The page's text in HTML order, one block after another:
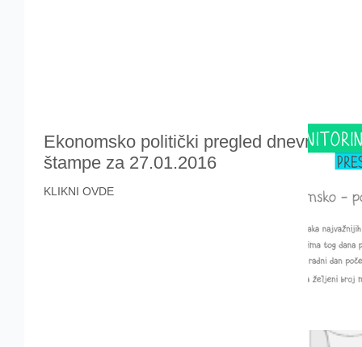
Ekonomsko politički pregled dnevne
štampe za 27.01.2016
KLIKNI OVDE